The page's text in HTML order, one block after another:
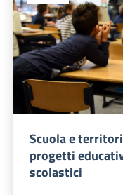
Scuola e
progetti
scolastici